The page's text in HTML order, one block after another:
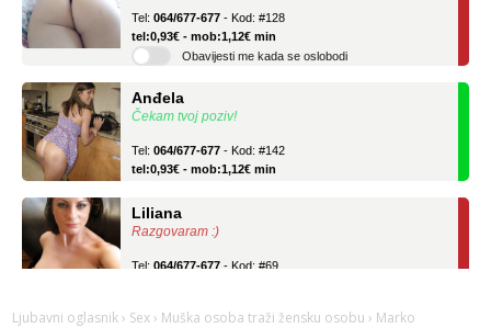
tel:0,93€ - mob:1,12€ min
Obavijesti me kada se oslobodi
Čekam tvoj poziv!
tel:0,93€ - mob:1,12€ min
Razgovaram :)
tel:0,93€ - mob:1,12€ min
Ljubavni oglasnik › Sex › Muška osoba traži žensku osobu › Marko